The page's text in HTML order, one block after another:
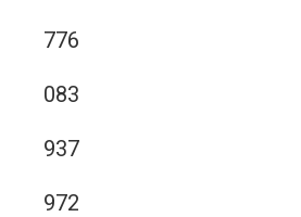
776
083
937
972